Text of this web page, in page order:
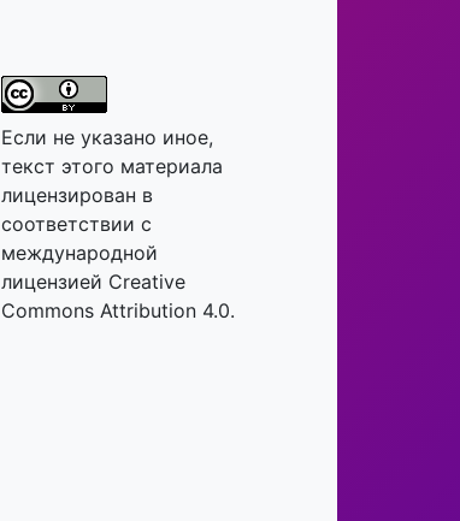
Если не указано иное,
текст этого материала
лицензирован в
соответствии с
международной
лицензией Creative
Commons Attribution 4.0.